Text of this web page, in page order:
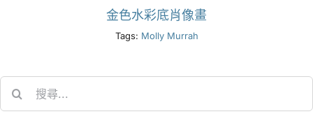
金色水彩底肖像畫
Tags: Molly Murrah